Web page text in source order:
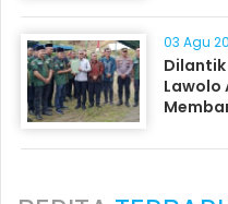
03 Agu
Dilantik
Lawolo